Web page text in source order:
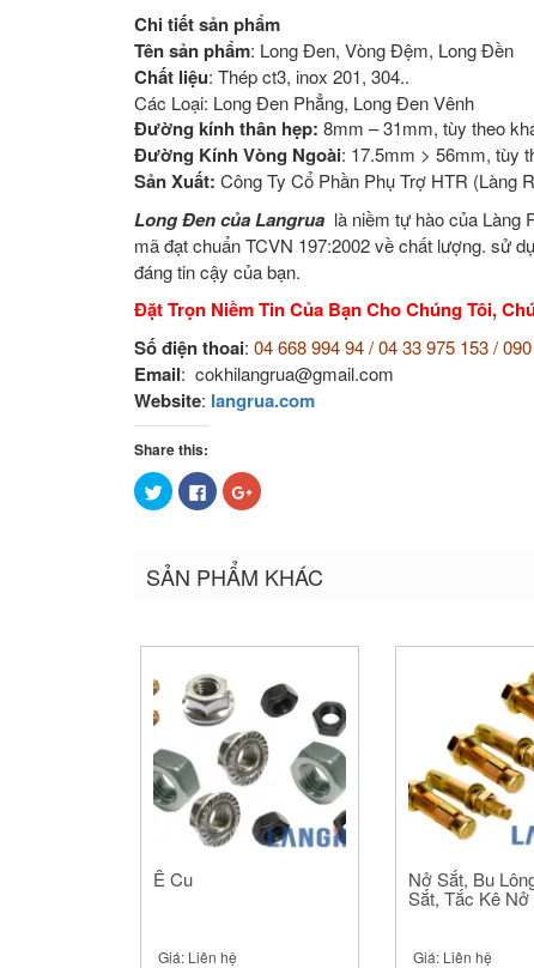
Chi tiết sản phẩm
Tên sản phẩm: Long Đen, Vòng Đệm, Long Đền
Chất liệu: Thép ct3, inox 201, 304..
Các Loại: Long Đen Phẳng, Long Đen Vênh
Đường kính thân hẹp: 8mm – 31mm, tùy theo
Đường Kính Vòng Ngoài: 17.5mm > 56mm, tùy
Sản Xuất: Công Ty Cổ Phần Phụ Trợ HTR (Làng
Long Đen của Langrua là niềm tự hào của Làng
mã đạt chuẩn TCVN 197:2002 về chất lượng. sử
đáng tin cậy của bạn.
Đặt Trọn Niềm Tin Của Bạn Cho Chúng Tôi,
Số điện thoai: 04 668 994 94 / 04 33 975 153 /
Email: cokhilangrua@gmail.com
Website: langrua.com
Share this:
Bấm
để
chia
(Opens
in
Nhấn
vào
chia
Facebook
(Opens
in
Bấm
để
(Opens
in
SẢN PHẨM KHÁC
Ê Cu
Giá: Liên hệ
Nở Sắt, Bu
Sắt, Tắc Kê Nở
Giá: Liên hệ